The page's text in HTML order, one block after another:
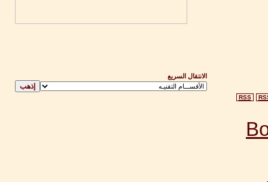
الانتقال السريع
RSS